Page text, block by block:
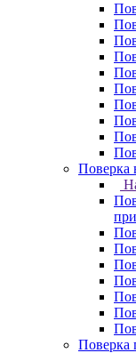
Поверка
Поверка